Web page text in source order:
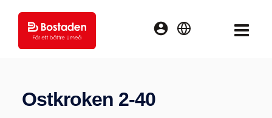
MENY
Logga
Ostkroken 2-40